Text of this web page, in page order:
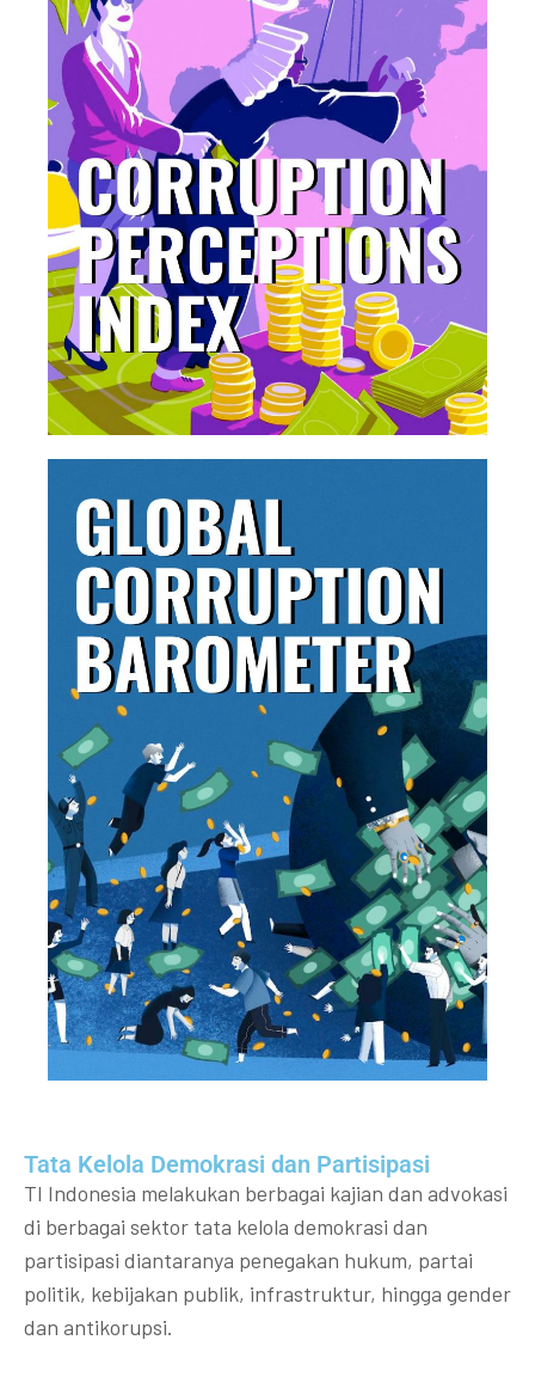
Tata Kelola Demokrasi dan Partisipasi​
TI Indonesia melakukan berbagai kajian dan advokasi
di berbagai sektor tata kelola demokrasi dan
partisipasi diantaranya penegakan hukum, partai
politik, kebijakan publik, infrastruktur, hingga gender
dan antikorupsi.